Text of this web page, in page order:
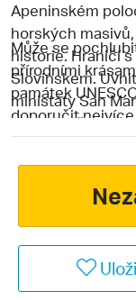
Apeninském
horských
historie. Hraničí
Slovinskem.
ministáty San
celkem pět moří:
závratných 7 600
Může se
přírodními
památek
doporučit
také Kalábrii,
Alta Adige,
gigantů Dolomiti
a Řím jsou zase
vyznavačů